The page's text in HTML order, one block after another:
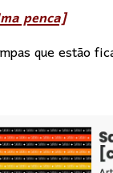
penca]
que estão